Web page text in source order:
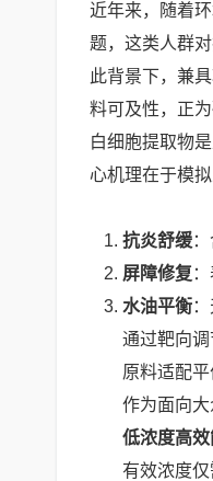
近年来，随着
题，这类人群
此背景下，兼
料可及性，正
白细胞提取物
心机理在于模
抗炎舒缓
屏障修复
水油平衡
通过靶向
原料适配
作为面向
低浓度高效
有效浓度